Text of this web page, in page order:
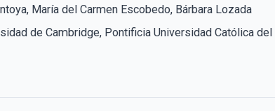
María del Carmen Escobedo, Bárbara Lozada
de Cambridge, Pontificia Universidad Católica